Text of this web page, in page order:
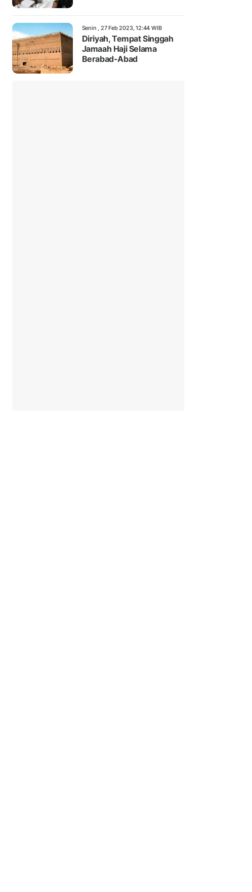
Senin , 27 Feb 2023, 12:44 WIB
Diriyah, Tempat Singgah
Jamaah Haji Selama
Berabad-Abad